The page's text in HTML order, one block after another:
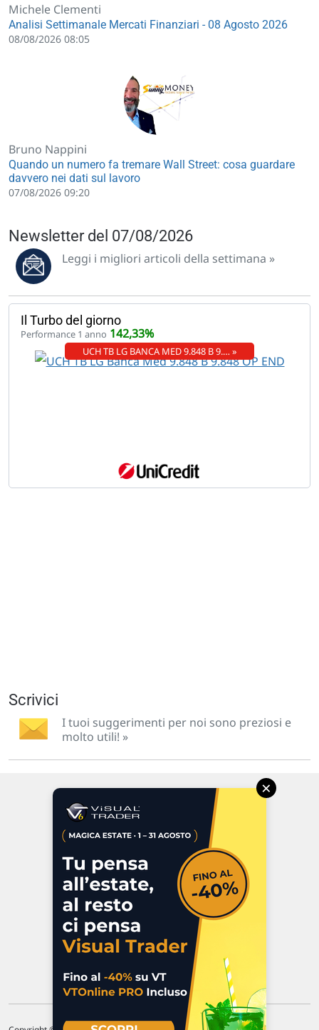
Michele Clementi
Analisi Settimanale Mercati Finanziari - 08 Agosto 2026
08/08/2026 08:05
Bruno Nappini
Quando un numero fa tremare Wall Street: cosa guardare
davvero nei dati sul lavoro
07/08/2026 09:20
Newsletter del 07/08/2026
Leggi i migliori articoli della settimana »
Il Turbo del giorno
Performance 1 anno 142,33%
UCH TB LG BANCA MED 9.848 B 9.… »
Scrivici
I tuoi suggerimenti per noi sono preziosi e
molto utili! »
47923 Rimini
P.IVA 02 452 460 401
Chi siamo
Commenti e segnalazioni
Contattaci
×